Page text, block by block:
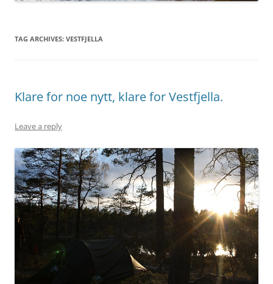
TAG ARCHIVES: VESTFJELLA
Klare for noe nytt, klare for Vestfjella.
Leave a reply